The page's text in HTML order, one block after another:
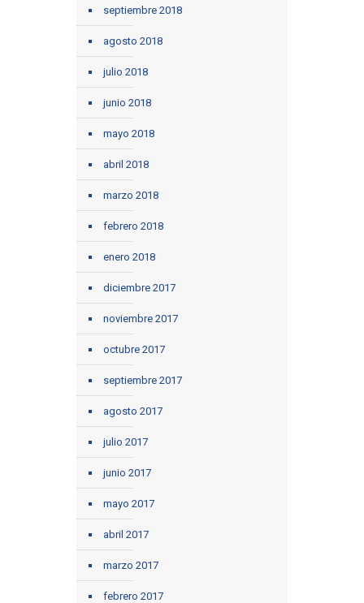
septiembre 2018
agosto 2018
julio 2018
junio 2018
mayo 2018
abril 2018
marzo 2018
febrero 2018
enero 2018
diciembre 2017
noviembre 2017
octubre 2017
septiembre 2017
agosto 2017
julio 2017
junio 2017
mayo 2017
abril 2017
marzo 2017
febrero 2017